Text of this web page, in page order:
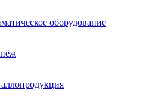
оборудование